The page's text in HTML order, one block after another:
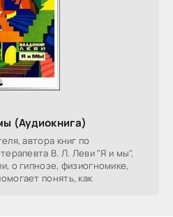
(Аудиокнига)
автора книг по
В. Л. Леви "Я и мы",
о гипнозе, физиогномике,
понять, как